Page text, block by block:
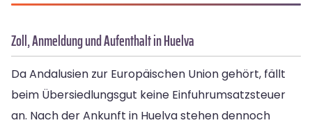
Zoll, Anmeldung und Aufenthalt in Huelva
Da Andalusien zur Europäischen Union gehört, fällt
beim Übersiedlungsgut keine Einfuhrumsatzsteuer
an. Nach der Ankunft in Huelva stehen dennoch